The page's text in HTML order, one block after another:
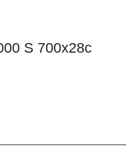
S 700x28c